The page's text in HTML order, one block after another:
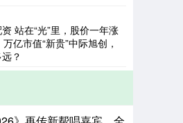
站在“光”里，股价一年涨
亿市值“新贵”中际旭创，
？